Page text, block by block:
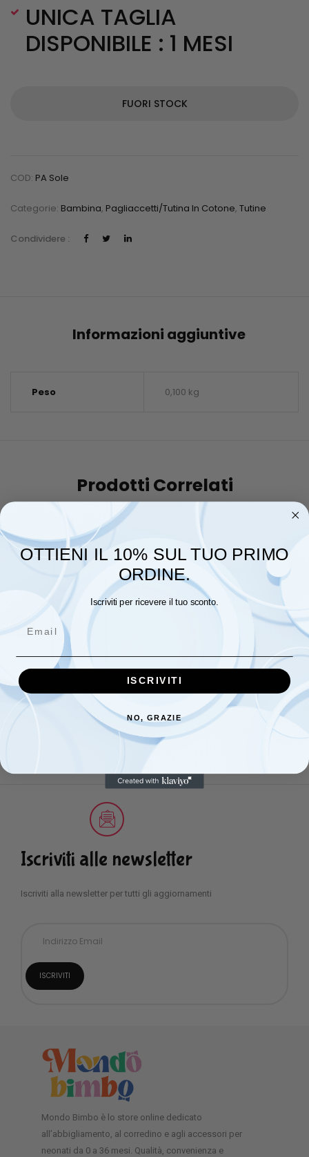
UNICA TAGLIA
DISPONIBILE : 1 MESI
FUORI STOCK
COD: PA Sole
Categorie: Bambina, Pagliaccetti/Tutina In Cotone, Tutine
Condividere :
Informazioni aggiuntive
Peso 0,100 kg
Prodotti Correlati
Lenzuolino da lettino in
flanella T&R
Completo antisoffoco da
carrozzino Nancy
Iscriviti alle newsletter
Iscriviti alla newsletter per tutti gli aggiornamenti
Mondo Bimbo è lo store online dedicato
all’abbigliamento, al corredino e agli accessori per
neonati da 0 a 36 mesi. Qualità, convenienza e
OTTIENI IL 10% SUL TUO PRIMO
ORDINE.
Iscriviti per ricevere il tuo sconto.
ISCRIVITI
NO, GRAZIE